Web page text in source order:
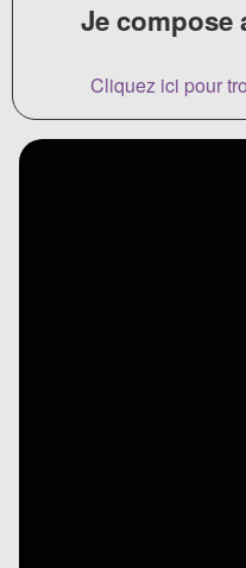
Je compose
Cliquez ici pour